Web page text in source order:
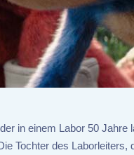
in einem Labor 50 Jahre
Tochter des Laborleiters,